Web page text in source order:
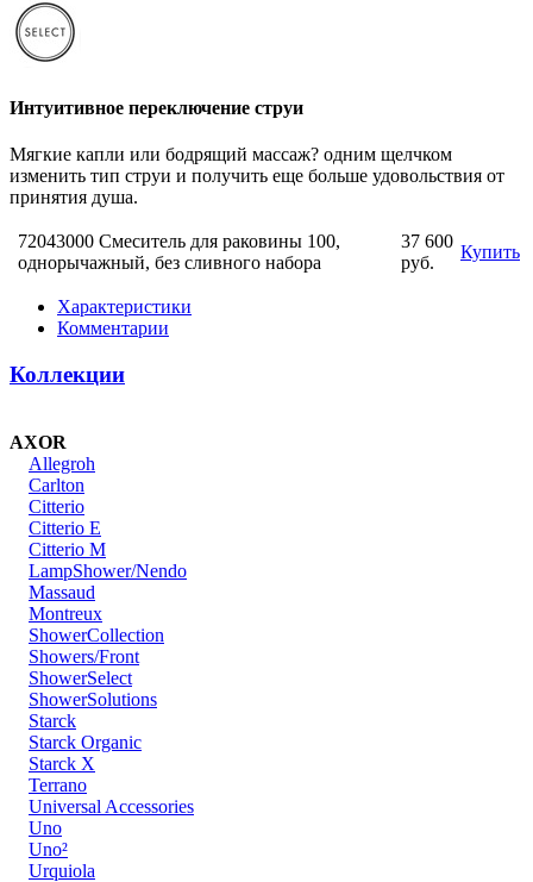
Интуитивное переключение струи
Мягкие капли или бодрящий массаж? одним щелчком
изменить тип струи и получить еще больше удовольствия от
принятия душа.
72043000 Смеситель для раковины 100,
однорычажный, без сливного набора
37 600
руб.
Купить
Характеристики
Комментарии
Коллекции
AXOR
Allegroh
Carlton
Citterio
Citterio E
Citterio M
LampShower/Nendo
Massaud
Montreux
ShowerCollection
Showers/Front
ShowerSelect
ShowerSolutions
Starck
Starck Organic
Starck X
Terrano
Universal Accessories
Uno
Uno²
Urquiola